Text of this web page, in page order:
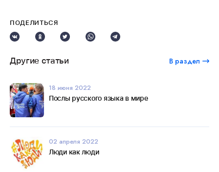
ПОДЕЛИТЬСЯ
Другие статьи В раздел
18 июня 2022
Послы русского языка в мире
02 апреля 2022
Люди как люди